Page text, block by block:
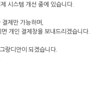
시스템 개선 중에 있습니다.
제만 가능하며,
개인 결제창을 보내드리겠습니다.
랑디안이 되겠습니다.